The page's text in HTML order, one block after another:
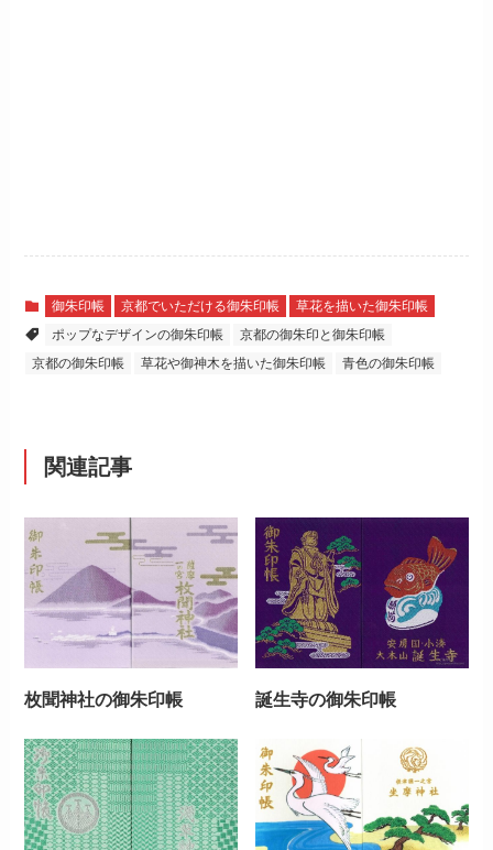
御朱印帳 京都でいただける御朱印帳
草花を描いた御朱印帳
ポップなデザインの御朱印帳
京都の御朱印と御朱印帳
京都の御朱印帳
草花や御神木を描いた御朱印帳 青色の御朱印帳
関連記事
枚聞神社の御朱印帳 誕生寺の御朱印帳